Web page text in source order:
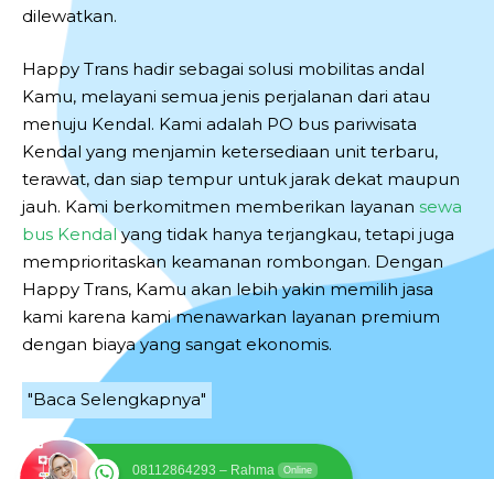
dilewatkan.
Happy Trans hadir sebagai solusi mobilitas andal
Kamu, melayani semua jenis perjalanan dari atau
menuju Kendal. Kami adalah PO bus pariwisata
Kendal yang menjamin ketersediaan unit terbaru,
terawat, dan siap tempur untuk jarak dekat maupun
jauh. Kami berkomitmen memberikan layanan sewa
bus Kendalyang tidak hanya terjangkau, tetapi juga
memprioritaskan keamanan rombongan. Dengan
Happy Trans, Kamu akan lebih yakin memilih jasa
kami karena kami menawarkan layanan premium
dengan biaya yang sangat ekonomis.
"Baca Selengkapnya"
08112864293 – Rahma Online